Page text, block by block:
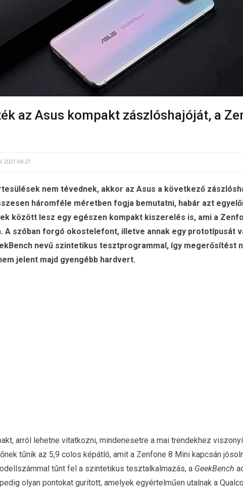
az Asus kompakt zászlóshajóját, a
2021-04-21
nem tévednek, akkor az Asus a következő
háromféle méretben fogja bemutatni, habár azt
között lesz egy egészen kompakt kiszerelés is, ami a
A szóban forgó okostelefont, illetve annak egy prototípusát
nevű szintetikus tesztprogrammal, így megerősítést
jelent majd gyengébb hardvert.
arról lehetne vitatkozni, mindenesetre a mai trendekhez
tűnik az 5,9 colos képátló, amit a Zenfone 8 Mini kapcsán
tűnt fel a szintetikus tesztalkalmazás, a GeekBench
olyan pontokat gurított, amelyek egyértelműen utalnak a